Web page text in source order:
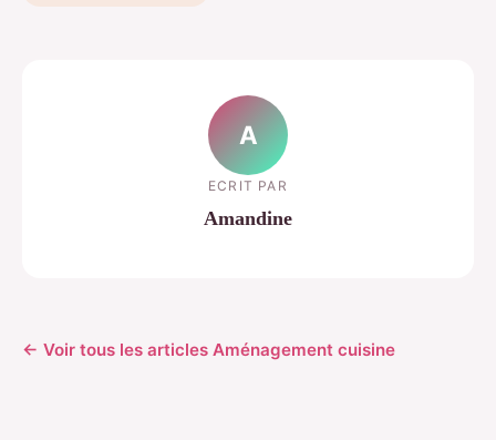
A
ECRIT PAR
Amandine
← Voir tous les articles Aménagement cuisine